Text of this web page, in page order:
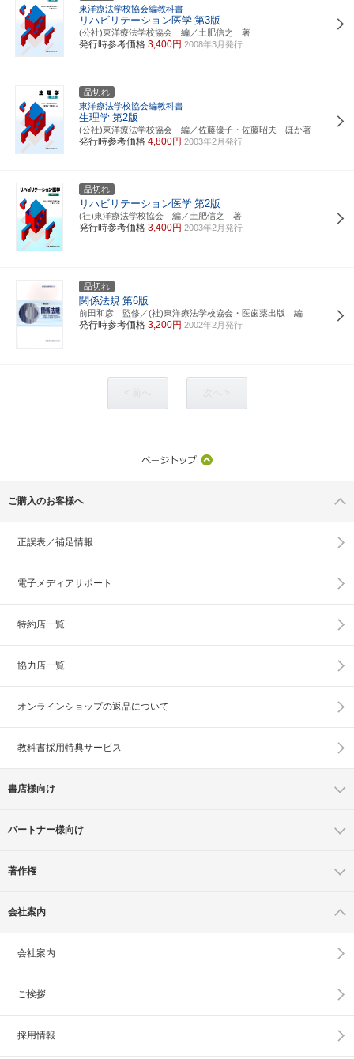
東洋療法学校協会編教科書
リハビリテーション医学 第3版
(公社)東洋療法学校協会 編／土肥信之 著
発行時参考価格 3,400円 2008年3月発行
品切れ
東洋療法学校協会編教科書
生理学 第2版
(公社)東洋療法学校協会 編／佐藤優子・佐藤昭夫 ほか著
発行時参考価格 4,800円 2003年2月発行
品切れ
リハビリテーション医学 第2版
(社)東洋療法学校協会 編／土肥信之 著
発行時参考価格 3,400円 2003年2月発行
品切れ
関係法規 第6版
前田和彦 監修／(社)東洋療法学校協会・医歯薬出版 編
発行時参考価格 3,200円 2002年2月発行
ご購入のお客様へ
正誤表／補足情報
電子メディアサポート
特約店一覧
協力店一覧
オンラインショップの返品について
教科書採用特典サービス
書店様向け
パートナー様向け
著作権
会社案内
会社案内
ご挨拶
採用情報